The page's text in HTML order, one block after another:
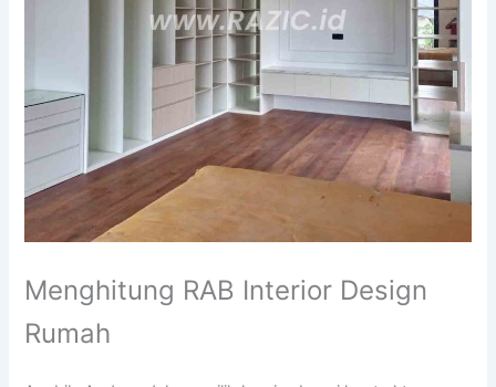
Menghitung RAB Interior Design
Rumah